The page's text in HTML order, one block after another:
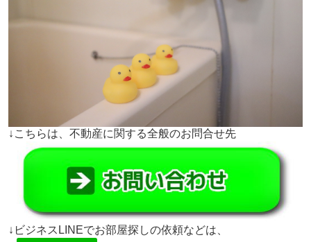
↓こちらは、不動産に関する全般のお問合せ先
↓ビジネスLINEでお部屋探しの依頼などは、